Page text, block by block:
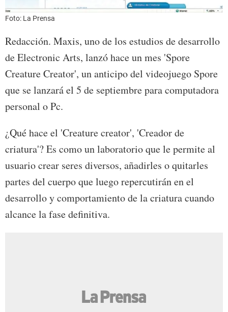
Foto: La Prensa
Redacción. Maxis, uno de los estudios de desarrollo
de Electronic Arts, lanzó hace un mes 'Spore
Creature Creator', un anticipo del videojuego Spore
que se lanzará el 5 de septiembre para computadora
personal o Pc.
¿Qué hace el 'Creature creator', 'Creador de
criatura'? Es como un laboratorio que le permite al
usuario crear seres diversos, añadirles o quitarles
partes del cuerpo que luego repercutirán en el
desarrollo y comportamiento de la criatura cuando
alcance la fase definitiva.